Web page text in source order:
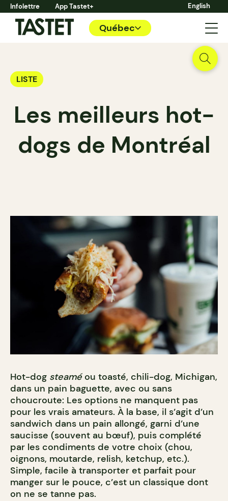
Infolettre App Tastet+ English
Québec
LISTE
Les meilleurs hot-
dogs de Montréal
Hot-dog steaméou toasté, chili-dog, Michigan,
dans un pain baguette, avec ou sans
choucroute: Les options ne manquent pas
pour les vrais amateurs. À la base, il s’agit d’un
sandwich dans un pain allongé, garni d’une
saucisse (souvent au bœuf), puis complété
par les condiments de votre choix (chou,
oignons, moutarde, relish, ketchup, etc.).
Simple, facile à transporter et parfait pour
manger sur le pouce, c’est un classique dont
on ne se tanne pas.